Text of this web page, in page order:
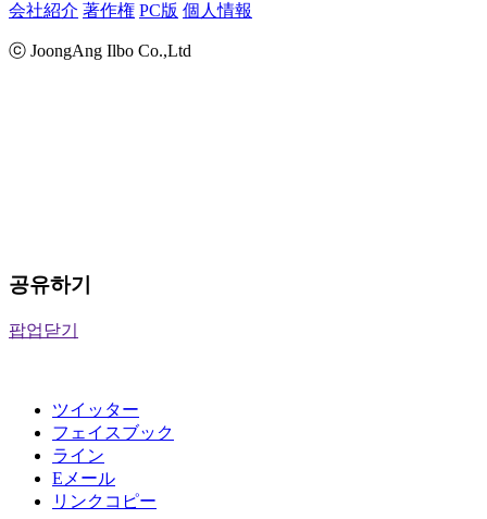
会社紹介 著作権 PC版 個人情報
ⓒ JoongAng Ilbo Co.,Ltd
공유하기
팝업닫기
ツイッター
フェイスブック
ライン
Eメール
リンクコピー